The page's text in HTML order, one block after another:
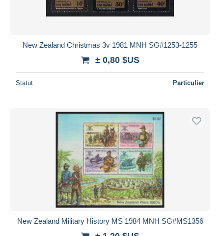
New Zealand Christmas 3v 1981 MNH SG#1253-1255
± 0,80 $US
Statut Particulier
New Zealand Military History MS 1984 MNH SG#MS1356